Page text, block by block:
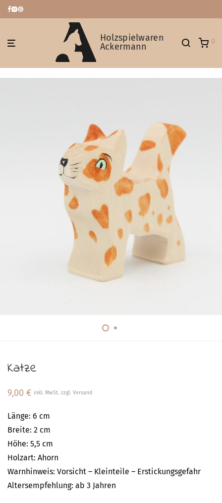
Holzspielwaren
Ackermann
0
Katze
9,00 € inkl. MwSt. zzgl. Versand
Länge: 6 cm
Breite: 2 cm
Höhe: 5,5 cm
Holzart: Ahorn
Warnhinweis: Vorsicht – Kleinteile – Erstickungsgefahr
Altersempfehlung: ab 3 Jahren